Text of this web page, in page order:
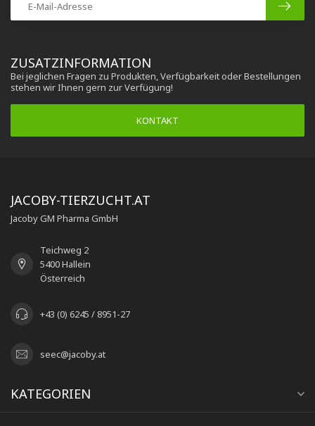
ZUSATZINFORMATION
Bei jeglichen Fragen zu Produkten, Verfügbarkeit oder Bestellungen
stehen wir Ihnen gern zur Verfügung!
KONTAKT
JACOBY-TIERZUCHT.AT
Jacoby GM Pharma GmbH
Teichweg 2
5400 Hallein
Österreich
+43 (0) 6245 / 8951-27
seec@jacoby.at
KATEGORIEN